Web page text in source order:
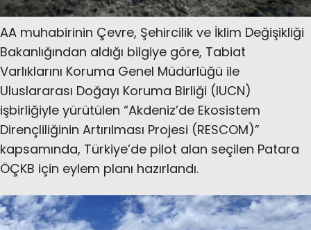
AA muhabirinin Çevre, Şehircilik ve İklim Değişikliği
Bakanlığından aldığı bilgiye göre, Tabiat
Varlıklarını Koruma Genel Müdürlüğü ile
Uluslararası Doğayı Koruma Birliği (IUCN)
işbirliğiyle yürütülen “Akdeniz’de Ekosistem
Dirençliliğinin Artırılması Projesi (RESCOM)”
kapsamında, Türkiye’de pilot alan seçilen Patara
ÖÇKB için eylem planı hazırlandı.